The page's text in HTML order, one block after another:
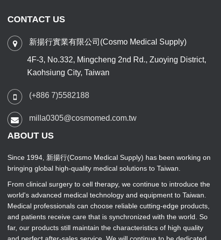
CONTACT US
新揚行實業有限公司(Cosmo Medical Supply)
4F-3, No.332, Mingcheng 2nd Rd., Zuoying District,
Kaohsiung City, Taiwan
(+886 7)5582188
milla0305@cosmomed.com.tw
ABOUT US
Since 1994, 新揚行(Cosmo Medical Supply) has been working on
bringing global high-quality medical solutions to Taiwan.
From clinical surgery to cell therapy, we continue to introduce the
world's advanced medical technology and equipment to Taiwan.
Medical professionals can choose reliable cutting-edge products,
and patients receive care that is synchronized with the world. So
far, our products still maintain the characteristics of high quality